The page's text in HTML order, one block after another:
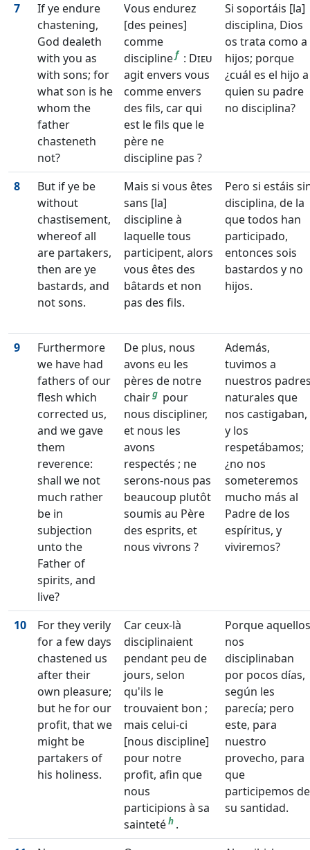
7
If ye endure
chastening,
God dealeth
with you as
with sons; for
what son is he
whom the
father
chasteneth
not?
Vous endurez
[des peines]
comme
disciplinef : Dieu
agit envers vous
comme envers
des fils, car qui
est le fils que le
père ne
discipline pas ?
Si soportáis [la]
disciplina, Dios
os trata como a
hijos; porque
¿cuál es el hijo a
quien su padre
no disciplina?
8
But if ye be
without
chastisement,
whereof all
are partakers,
then are ye
bastards, and
not sons.
Mais si vous êtes
sans [la]
discipline à
laquelle tous
participent, alors
vous êtes des
bâtards et non
pas des fils.
Pero si estáis
disciplina, de la
que todos han
participado,
entonces sois
bastardos y no
hijos.
9
Furthermore
we have had
fathers of our
flesh which
corrected us,
and we gave
them
reverence:
shall we not
much rather
be in
subjection
unto the
Father of
spirits, and
live?
De plus, nous
avons eu les
pères de notre
chairg pour
nous discipliner,
et nous les
avons
respectés ; ne
serons-nous pas
beaucoup plutôt
soumis au Père
des esprits, et
nous vivrons ?
Además,
tuvimos a
nuestros
naturales que
nos castigaban,
y los
respetábamos;
¿no nos
someteremos
mucho más al
Padre de los
espíritus, y
viviremos?
10
For they verily
for a few days
chastened us
after their
own pleasure;
but he for our
profit, that we
might be
partakers of
his holiness.
Car ceux-là
disciplinaient
pendant peu de
jours, selon
qu'ils le
trouvaient bon ;
mais celui-ci
[nous discipline]
pour notre
profit, afin que
nous
participions à sa
saintetéh .
Porque aquellos
nos
disciplinaban
por pocos días,
según les
parecía; pero
este, para
nuestro
provecho, para
que
participemos de
su santidad.